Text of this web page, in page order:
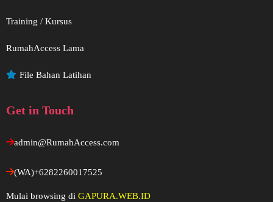
Training / Kursus
RumahAccess Lama
File Bahan Latihan
Get in Touch
admin@RumahAccess.com
(WA)+6282260017525
Mulai browsing di GAPURA.WEB.ID